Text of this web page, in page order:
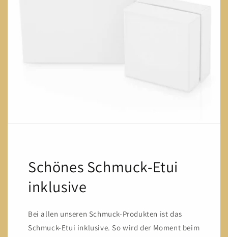
Schönes Schmuck-Etui
inklusive
Bei allen unseren Schmuck-Produkten ist das
Schmuck-Etui inklusive. So wird der Moment beim